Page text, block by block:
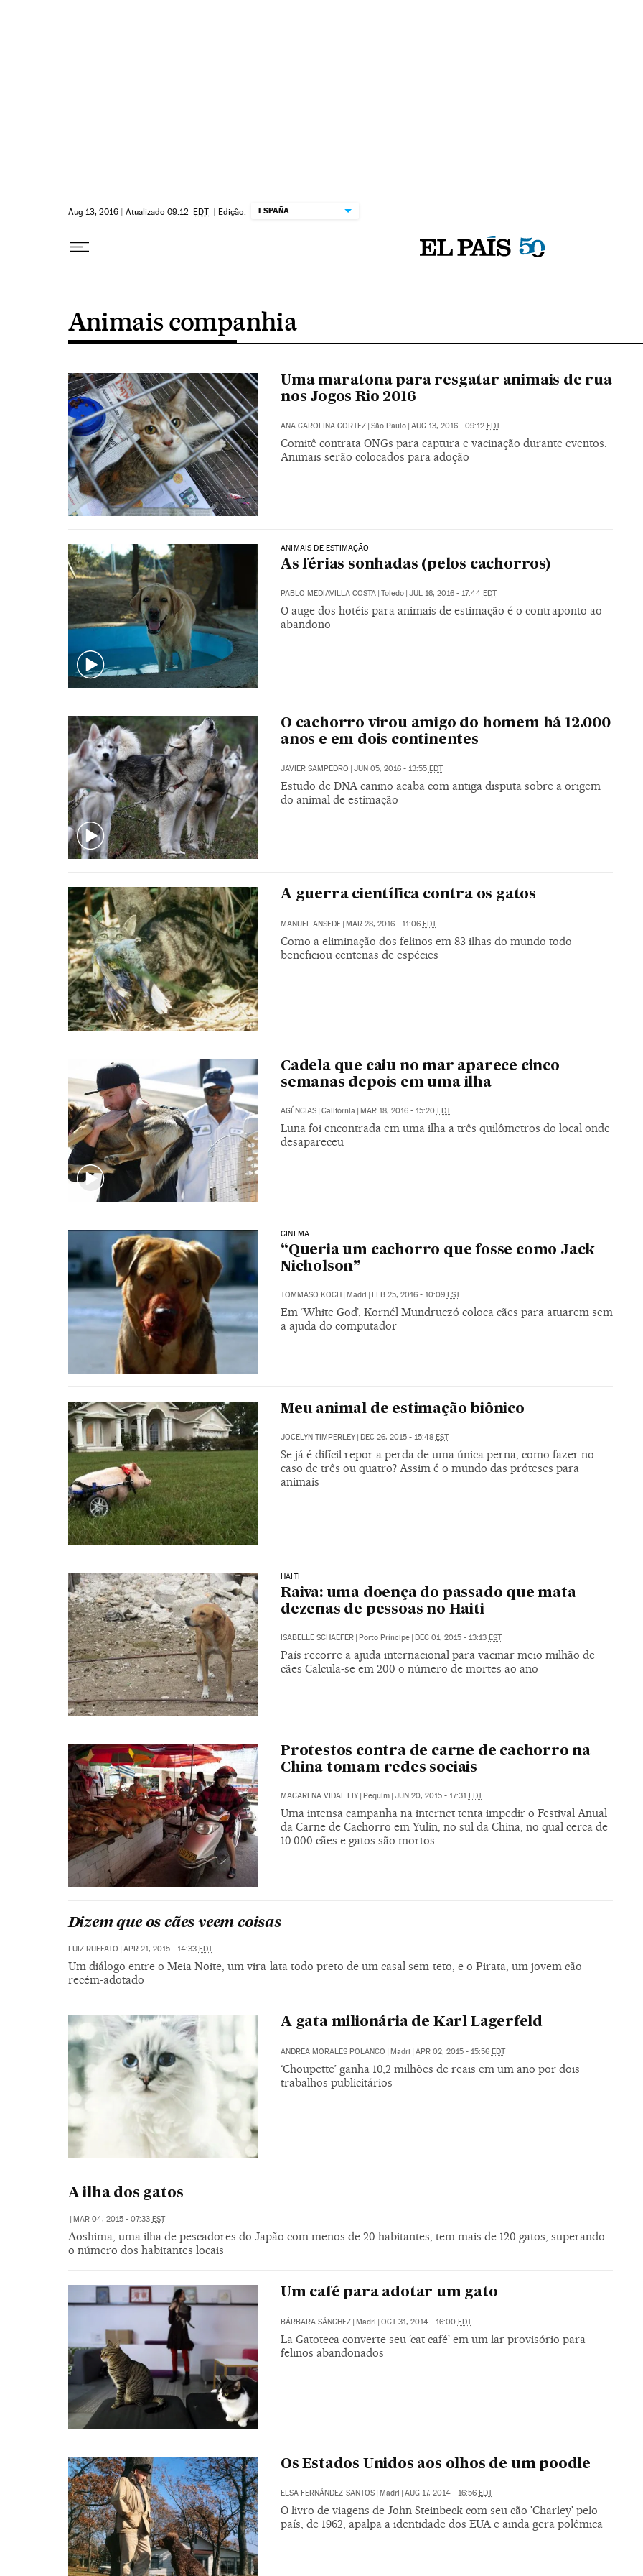
Aug 13, 2016 | Atualizado 09:12 EDT | Edição: ESPAÑA
Animais companhia
Uma maratona para resgatar animais de rua
nos Jogos Rio 2016
ANA CAROLINA CORTEZ | São Paulo | AUG 13, 2016 - 09:12 EDT
Comitê contrata ONGs para captura e vacinação durante eventos.
Animais serão colocados para adoção
ANIMAIS DE ESTIMAÇÃO
As férias sonhadas (pelos cachorros)
PABLO MEDIAVILLA COSTA Toledo JUL 16, 2016 - 17:44 EDT
O auge dos hotéis para animais de estimação é o contraponto ao
abandono
O cachorro virou amigo do homem há 12.000
anos e em dois continentes
JAVIER SAMPEDRO | JUN 05, 2016 - 13:55 EDT
Estudo de DNA canino acaba com antiga disputa sobre a origem
do animal de estimação
A guerra científica contra os gatos
MANUEL ANSEDE | MAR 28, 2016 - 11:06 EDT
Como a eliminação dos felinos em 83 ilhas do mundo todo
beneficiou centenas de espécies
Cadela que caiu no mar aparece cinco
semanas depois em uma ilha
AGÊNCIAS Califórnia MAR 18, 2016 - 15:20 EDT
Luna foi encontrada em uma ilha a três quilômetros do local onde
desapareceu
CINEMA
“Queria um cachorro que fosse como Jack
Nicholson”
TOMMASO KOCH | Madri | FEB 25, 2016 - 10:09 EST
Em ‘White God’, Kornél Mundruczó coloca cães para atuarem sem
a ajuda do computador
Meu animal de estimação biônico
JOCELYN TIMPERLEY DEC 26, 2015 - 15:48 EST
Se já é difícil repor a perda de uma única perna, como fazer no
caso de três ou quatro? Assim é o mundo das próteses para
animais
HAITI
Raiva: uma doença do passado que mata
dezenas de pessoas no Haiti
ISABELLE SCHAEFER | Porto Príncipe | DEC 01, 2015 - 13:13 EST
País recorre a ajuda internacional para vacinar meio milhão de
cães Calcula-se em 200 o número de mortes ao ano
Protestos contra de carne de cachorro na
China tomam redes sociais
MACARENA VIDAL LIY Pequim JUN 20, 2015 - 17:31 EDT
Uma intensa campanha na internet tenta impedir o Festival Anual
da Carne de Cachorro em Yulin, no sul da China, no qual cerca de
10.000 cães e gatos são mortos
Dizem que os cães veem coisas
LUIZ RUFFATO | APR 21, 2015 - 14:33 EDT
Um diálogo entre o Meia Noite, um vira-lata todo preto de um casal sem-teto, e o Pirata, um jovem cão
recém-adotado
A gata milionária de Karl Lagerfeld
ANDREA MORALES POLANCO | Madri | APR 02, 2015 - 15:56 EDT
‘Choupette’ ganha 10,2 milhões de reais em um ano por dois
trabalhos publicitários
A ilha dos gatos
MAR 04, 2015 - 07:33 EST
Aoshima, uma ilha de pescadores do Japão com menos de 20 habitantes, tem mais de 120 gatos, superando
o número dos habitantes locais
Um café para adotar um gato
BÁRBARA SÁNCHEZ | Madri | OCT 31, 2014 - 16:00 EDT
La Gatoteca converte seu ‘cat café’ em um lar provisório para
felinos abandonados
Os Estados Unidos aos olhos de um poodle
ELSA FERNÁNDEZ-SANTOS Madri AUG 17, 2014 - 16:56 EDT
O livro de viagens de John Steinbeck com seu cão 'Charley' pelo
país, de 1962, apalpa a identidade dos EUA e ainda gera polêmica